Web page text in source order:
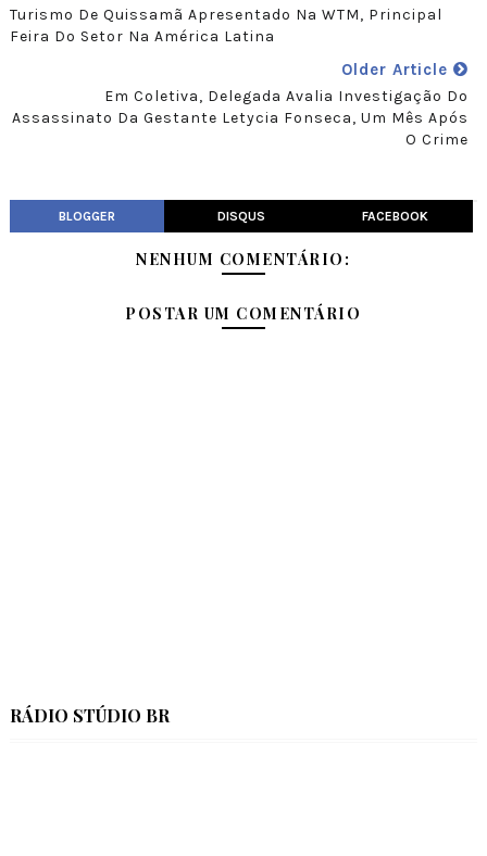
Turismo De Quissamã Apresentado Na WTM, Principal
Feira Do Setor Na América Latina
Older Article
Em Coletiva, Delegada Avalia Investigação Do
Assassinato Da Gestante Letycia Fonseca, Um Mês Após
O Crime
BLOGGER DISQUS FACEBOOK
NENHUM COMENTÁRIO:
POSTAR UM COMENTÁRIO
RÁDIO STÚDIO BR